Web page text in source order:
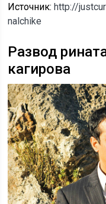
Источник:http://
nalchike
Развод
кагирова